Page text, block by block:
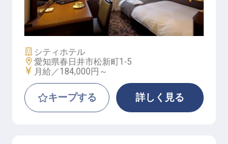
洋食調理
施設業態
シティホテル
勤務地
愛知県春日井市松新町1-5
給与
月給／184,000円～
キープする 詳しく見る